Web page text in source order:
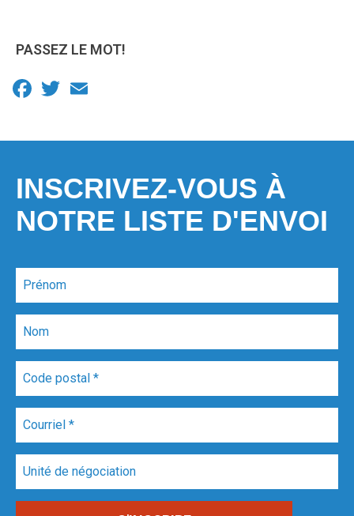
PASSEZ LE MOT!
Facebook
Twitter
INSCRIVEZ-VOUS À
NOTRE LISTE D'ENVOI